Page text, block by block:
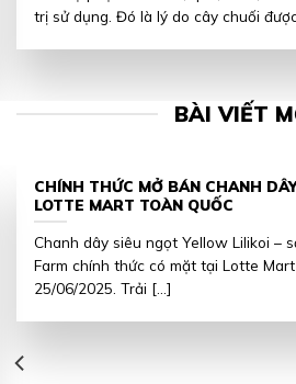
trị sử dụng. Đó là lý do cây chuối
BÀI VIẾT
CHÍNH THỨC MỞ BÁN CHANH
LOTTE MART TOÀN QUỐC
Chanh dây siêu ngọt Yellow Lilikoi –
Farm chính thức có mặt tại Lotte
25/06/2025. Trải [...]